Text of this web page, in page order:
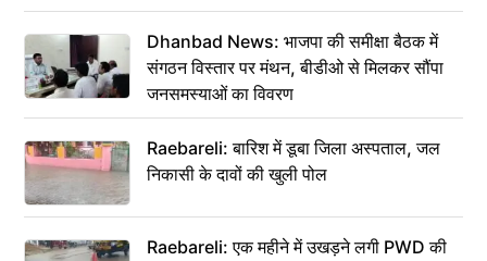
Dhanbad News: भाजपा की समीक्षा बैठक में
संगठन विस्तार पर मंथन, बीडीओ से मिलकर सौंपा
जनसमस्याओं का विवरण
Raebareli: बारिश में डूबा जिला अस्पताल, जल
निकासी के दावों की खुली पोल
Raebareli: एक महीने में उखड़ने लगी PWD की